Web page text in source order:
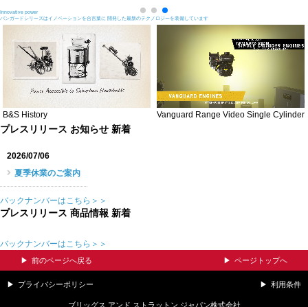
Innovative power
バンガードシリーズはイノベーションを合言葉に 開発した最新のテクノロジーを装備しています
B&S History Vanguard Range Video Single Cylinder
プレスリリース お知らせ 新着
2026/07/06
夏季休業のご案内
バックナンバーはこちら＞＞
プレスリリース 商品情報 新着
バックナンバーはこちら＞＞
前のページへ戻る ページトップへ
プライバシーポリシー 利用条件
ブリッグス アンド ストラットン ジャパン株式会社